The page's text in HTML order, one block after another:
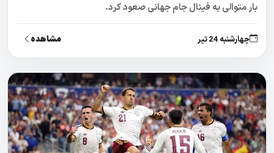
بار متوالی به فینال جام جهانی صعود کرد.
چهارشنبه 24 تیر مشاهده